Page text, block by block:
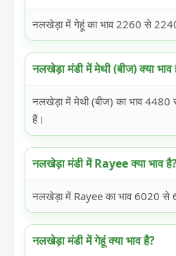
नलखेड़ा में गेहूं का भाव 2260 से
नलखेड़ा मंडी में मेथी (बीज) क्या भाव
नलखेड़ा में मेथी (बीज) का भाव
हैं।
नलखेड़ा मंडी में Rayee क्या भाव
नलखेड़ा में Rayee का भाव 6020 से
नलखेड़ा मंडी में गेहूं क्या भाव है?